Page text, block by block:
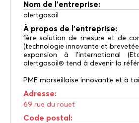
Nom de l'entreprise:
alertgasoil
À propos de l'entreprise:
1ère solution de mesure et de
(technologie innovante et
expansion à l’international
alertgasoil® tend à devenir la
PME marseillaise innovante et à
Adresse:
69 rue du rouet
Code postal: